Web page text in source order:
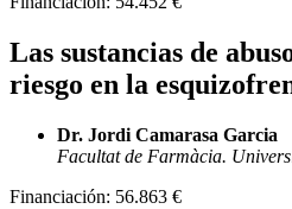
Las sustancias de
riesgo en la
Dr. Jordi Camarasa Garcia
Facultat de Farmàcia.
Financiación: 56.863 €